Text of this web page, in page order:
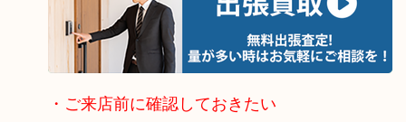
・ご来店前に確認しておきたい